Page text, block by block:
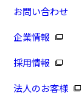
[アウトレッ
商品番号：
価：￥5,320
お問い合わせ
企業情報
採用情報
法人のお客様